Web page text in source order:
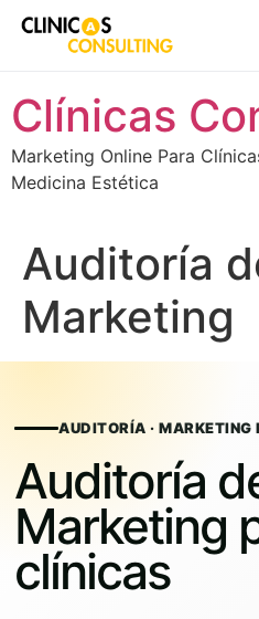
to
content
Clínicas
Marketing Online Para
Medicina Estética
Auditoría
Marketing
AUDITORÍA ·
Auditoría
Marketing
clínicas